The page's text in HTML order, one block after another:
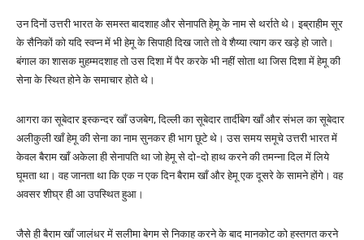
उन दिनों उत्तरी भारत के समस्त बादशाह और सेनापति हेमू के नाम से थर्राते थे। इब्राहीम सूर
के सैनिकों को यदि स्वप्न में भी हेमू के सिपाही दिख जाते तो वे शैय्या त्याग कर खड़े हो जाते।
बंगाल का शासक मुहम्मदशाह तो उस दिशा में पैर करके भी नहीं सोता था जिस दिशा में हेमू की
सेना के स्थित होने के समाचार होते थे।
आगरा का सूबेदार इस्कन्दर खाँ उजबेग, दिल्ली का सूबेदार तार्दीबेग खाँ और संभल का सूबेदार
अलीकुली खाँ हेमू की सेना का नाम सुनकर ही भाग छूटे थे। उस समय समूचे उत्तरी भारत में
केवल बैराम खाँ अकेला ही सेनापति था जो हेमू से दो-दो हाथ करने की तमन्ना दिल में लिये
घूमता था। वह जानता था कि एक न एक दिन बैराम खाँ और हेमू एक दूसरे के सामने होंगे। वह
अवसर शीघ्र ही आ उपस्थित हुआ।
जैसे ही बैराम खाँ जालंधर में सलीमा बेगम से निकाह करने के बाद मानकोट को हस्तगत करने